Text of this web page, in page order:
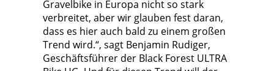
Gravelbike in Europa nicht so stark
verbreitet, aber wir glauben fest daran,
dass es hier auch bald zu einem großen
Trend wird.“, sagt Benjamin Rudiger,
Geschäftsführer der Black Forest ULTRA